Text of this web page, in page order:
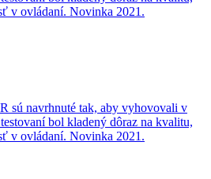
v ovládaní. Novinka 2021.
sú navrhnuté tak, aby vyhovovali v
bol kladený dôraz na kvalitu,
v ovládaní. Novinka 2021.